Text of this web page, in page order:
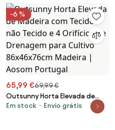
-6 %
65,99 €69,99 €
Outsunny Horta Elevada de
Madeira com Tecido não
Em stock Envio grátis